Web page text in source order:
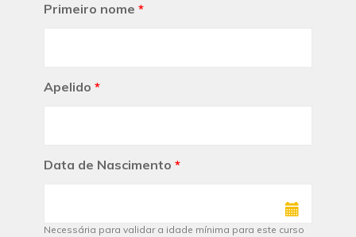
Primeiro nome *
Apelido *
Data de Nascimento *
Necessária para validar a idade mínima para este curso